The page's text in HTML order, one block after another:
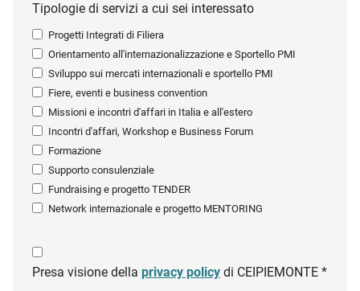
Tipologie di servizi a cui sei interessato
Progetti Integrati di Filiera
Orientamento all'internazionalizzazione e Sportello PMI
Sviluppo sui mercati internazionali e sportello PMI
Fiere, eventi e business convention
Missioni e incontri d'affari in Italia e all'estero
Incontri d'affari, Workshop e Business Forum
Formazione
Supporto consulenziale
Fundraising e progetto TENDER
Network internazionale e progetto MENTORING
Presa visione della privacy policy di CEIPIEMONTE *